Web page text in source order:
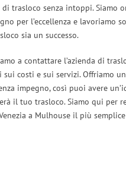
di trasloco senza intoppi. Siamo
per l’eccellenza e lavoriamo
sia un successo.
a contattare l’azienda di
sui costi e sui servizi. Offriamo
impegno, così puoi avere
il tuo trasloco. Siamo qui per
a Mulhouse il più